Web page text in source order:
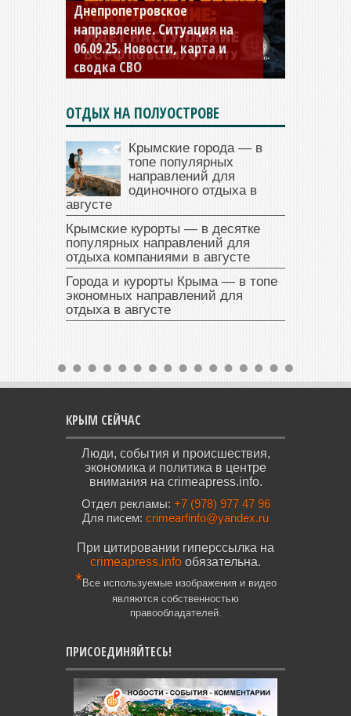
Константиновское
направление. Ситуация на
04.09.25 Новости, карта и
сводка СВО
ОТДЫХ НА ПОЛУОСТРОВЕ
Крымские города — в
топе популярных
направлений для
одиночного отдыха в
августе
Крымские курорты — в десятке
популярных направлений для
отдыха компаниями в августе
Города и курорты Крыма — в топе
экономных направлений для
отдыха в августе
КРЫМ СЕЙЧАС
Люди, события и происшествия,
экономика и политика в центре
внимания на crimeapress.info.
Отдел рекламы: +7 (978) 977 47 96
Для писем: crimearfinfo@yandex.ru
При цитировании гиперссылка на
crimeapress.info обязательна.
*Все используемые изображения и видео
являются собственностью
правообладателей.
ПРИСОЕДИНЯЙТЕСЬ!